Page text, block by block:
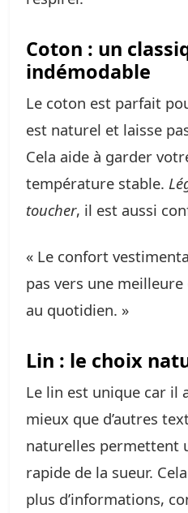
Coton : un
indémodable
Le coton est parfait
est naturel et laisse
Cela aide à garder
température stable.
toucher, il est aussi
« Le confort
pas vers une
au quotidien. »
Lin : le choix
Le lin est unique car il
mieux que d’autres
naturelles permettent
rapide de la sueur.
plus d’informations,